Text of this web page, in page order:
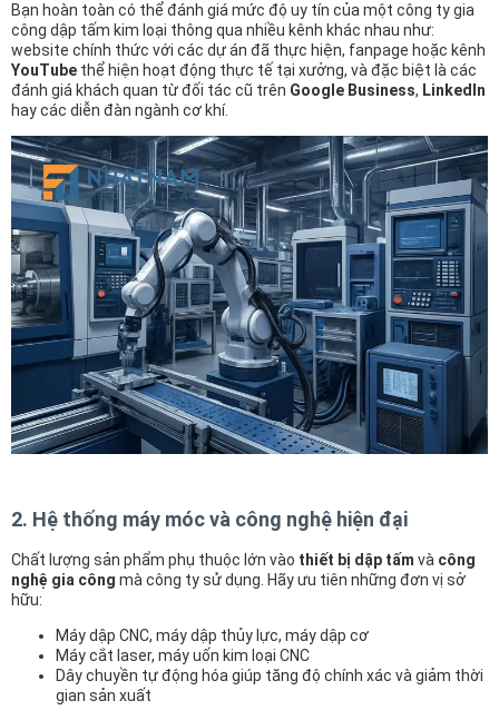
Bạn hoàn toàn có thể đánh giá mức độ uy tín của một công ty gia
công dập tấm kim loại thông qua nhiều kênh khác nhau như:
website chính thức với các dự án đã thực hiện, fanpage hoặc kênh
YouTube thể hiện hoạt động thực tế tại xưởng, và đặc biệt là các
đánh giá khách quan từ đối tác cũ trên Google Business, LinkedIn
hay các diễn đàn ngành cơ khí.
2. Hệ thống máy móc và công nghệ hiện đại
Chất lượng sản phẩm phụ thuộc lớn vào thiết bị dập tấm và công
nghệ gia công mà công ty sử dụng. Hãy ưu tiên những đơn vị sở
hữu:
Máy dập CNC, máy dập thủy lực, máy dập cơ
Máy cắt laser, máy uốn kim loại CNC
Dây chuyền tự động hóa giúp tăng độ chính xác và giảm thời
gian sản xuất